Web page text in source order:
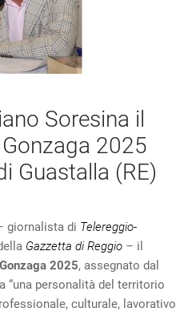
Soresina il
2025
Guastalla (RE)
giornalista di Telereggio-
Gazzetta di Reggio – il
2025, assegnato dal
a “una personalità del territorio
culturale, lavorativo